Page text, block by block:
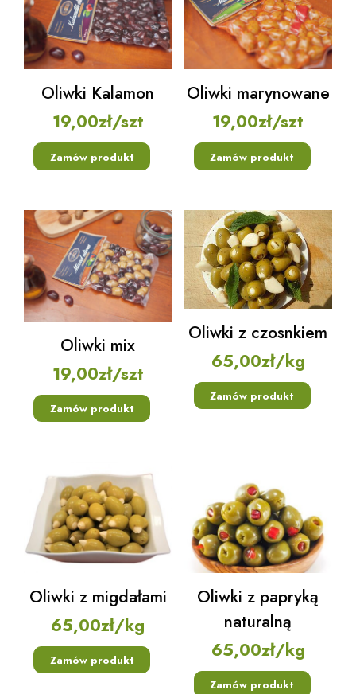
Oliwki Kalamon
19,00zł/szt
Zamów produkt
Oliwki marynowane
19,00zł/szt
Zamów produkt
Oliwki mix
19,00zł/szt
Zamów produkt
Oliwki z czosnkiem
65,00zł/kg
Zamów produkt
Oliwki z migdałami
65,00zł/kg
Zamów produkt
Oliwki z papryką
naturalną
65,00zł/kg
Zamów produkt